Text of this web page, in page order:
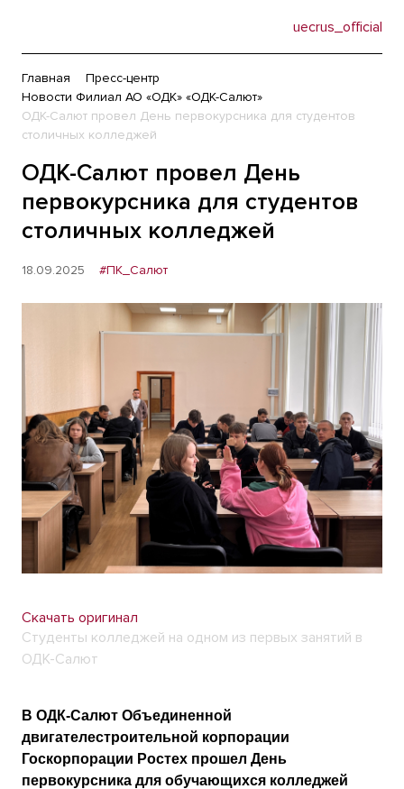
uecrus_official
Главная
Пресс-центр
Новости Филиал АО «ОДК» «ОДК-Салют»
ОДК-Салют провел День первокурсника для студентов
столичных колледжей
ОДК-Салют провел День
первокурсника для студентов
столичных колледжей
18.09.2025 #ПК_Салют
Скачать оригинал
Студенты колледжей на одном из первых занятий в
ОДК-Салют
В ОДК-Салют Объединенной
двигателестроительной корпорации
Госкорпорации Ростех прошел День
первокурсника для обучающихся колледжей